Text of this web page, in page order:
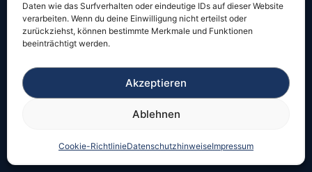
Daten wie das Surfverhalten oder eindeutige IDs auf dieser Website
verarbeiten. Wenn du deine Einwilligung nicht erteilst oder
zurückziehst, können bestimmte Merkmale und Funktionen
beeinträchtigt werden.
Akzeptieren
Ablehnen
Cookie-RichtlinieDatenschutzhinweiseImpressum
Wichtige Themen
Auto online abmelden
Unterlagen für die Abmeldung